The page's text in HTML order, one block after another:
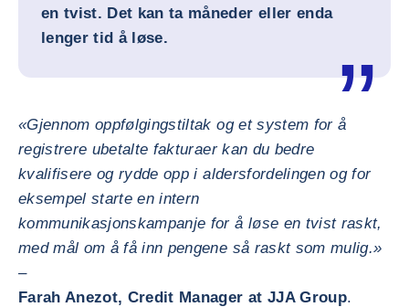
en tvist. Det kan ta måneder eller enda
lenger tid å løse.
«Gjennom oppfølgingstiltak og et system for å
registrere ubetalte fakturaer kan du bedre
kvalifisere og rydde opp i aldersfordelingen og for
eksempel starte en intern
kommunikasjonskampanje for å løse en tvist raskt,
med mål om å få inn pengene så raskt som mulig.»
–
Farah Anezot, Credit Manager at JJA Group.